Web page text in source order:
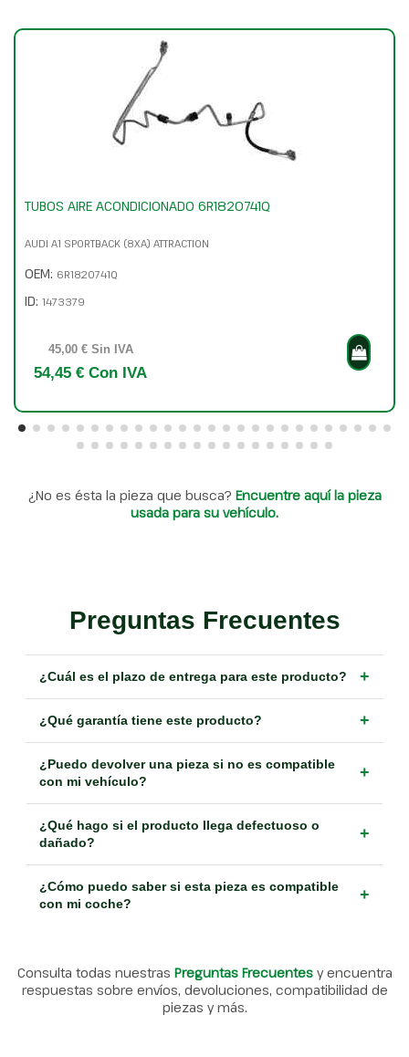
TUBOS AIRE ACONDICIONADO 6R1820741Q
AUDI A1 SPORTBACK (8XA) ATTRACTION
OEM: 6R1820741Q
ID: 1473379
45,00 € Sin IVA
54,45 € Con IVA
¿No es ésta la pieza que busca? Encuentre aquí la pieza
usada para su vehículo.
Preguntas Frecuentes
¿Cuál es el plazo de entrega para este producto? +
¿Qué garantía tiene este producto? +
¿Puedo devolver una pieza si no es compatible
con mi vehículo?
+
¿Qué hago si el producto llega defectuoso o
dañado?
+
¿Cómo puedo saber si esta pieza es compatible
con mi coche?
+
Consulta todas nuestras Preguntas Frecuentes y encuentra
respuestas sobre envíos, devoluciones, compatibilidad de
piezas y más.